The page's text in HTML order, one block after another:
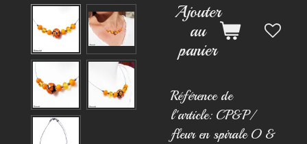
Ajouter
au
panier
Référence de
l'article: CP&P/
fleur en spirale O &